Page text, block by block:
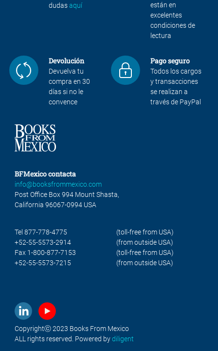
dudasaquí
están en
excelentes
condiciones de
lectura
Devolución
Devuelva tu
compra en 30
días si no le
convence
Pago seguro
Todos los cargos
y transacciones
se realizan a
través de PayPal
BFMexico contacta
info@booksfrommexico.com
Post Office Box 994 Mount Shasta,
California 96067-0994 USA
Tel 877-778-4775
(toll-free from USA)
+52-55-5573-2914
(from outside USA)
Fax 1-800-877-7153
(toll-free from USA)
+52-55-5573-7215
(from outside USA)
Copyrightⓒ 2023 Books From Mexico
ALL rights reserved. Powered bydiligent